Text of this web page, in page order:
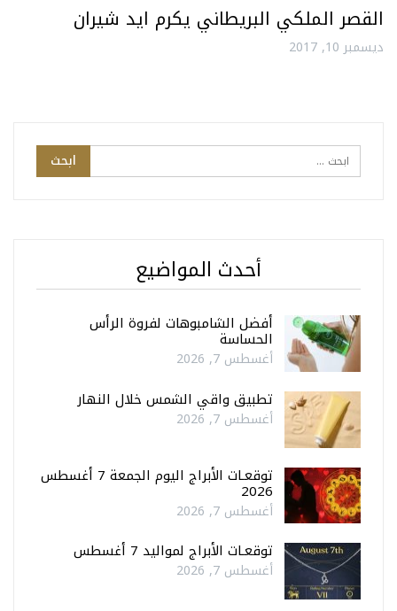
القصر الملكي البريطاني يكرم ايد شيران
ديسمبر 10, 2017
أحدث المواضيع
أفضل الشامبوهات لفروة الرأس
الحساسة
أغسطس 7, 2026
تطبيق واقي الشمس خلال النهار
أغسطس 7, 2026
توقعـات الأبراج اليوم الجمعة 7 أغسطس
2026
أغسطس 7, 2026
توقعـات الأبراج لمواليد 7 أغسطس
أغسطس 7, 2026